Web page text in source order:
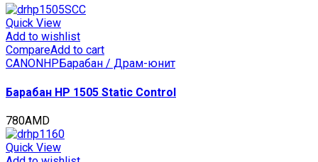
драм-
юнита)
для
RICOH
MPC3003/C3004/C4504
400000
стр.,
CET101050
quantity
Quick View
Add to wishlist
CompareAdd to cart
CANON HP Барабан / Драм-юнит
Барабан HP 1505 Static Control
780AMD
Quick View